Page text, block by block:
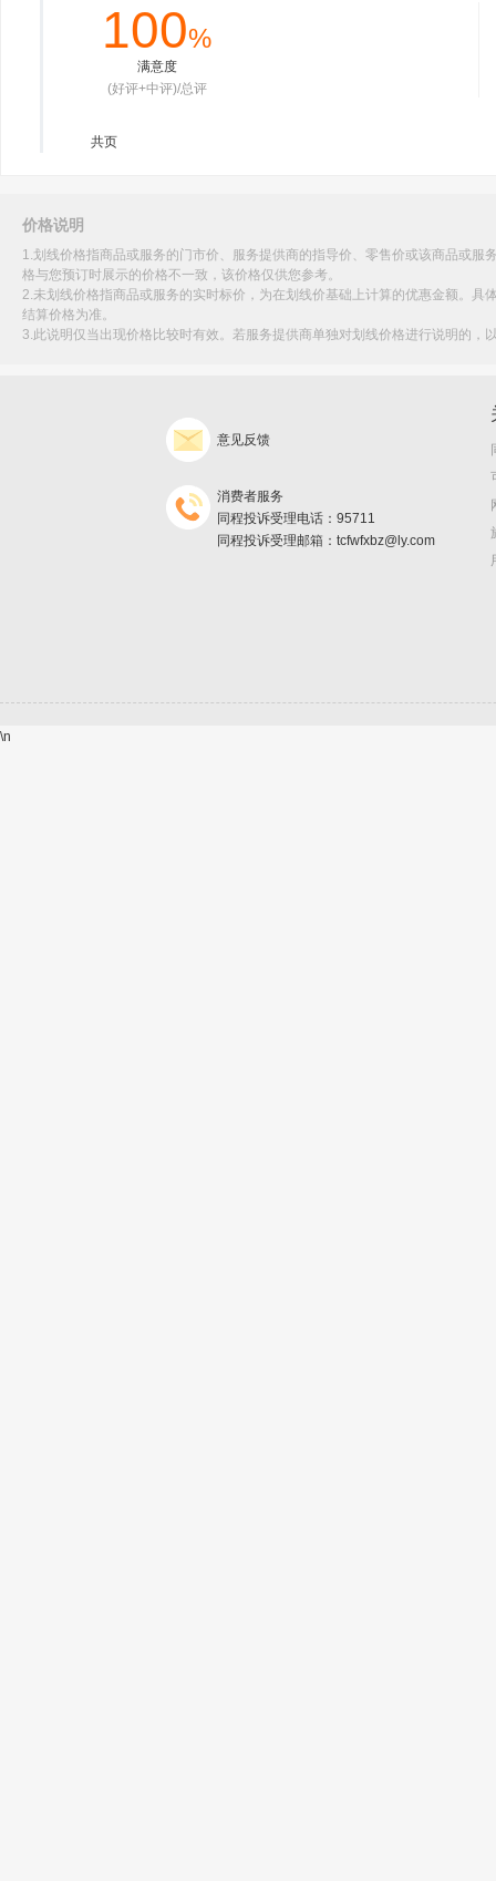
100%
满意度
(好评+中评)/总评
共页
价格说明
1.划线价格指商品或服务的门市价、服务提供商的指导价、零售价或该商品或
格与您预订时展示的价格不一致，该价格仅供您参考。
2.未划线价格指商品或服务的实时标价，为在划线价基础上计算的优惠金额。
结算价格为准。
3.此说明仅当出现价格比较时有效。若服务提供商单独对划线价格进行说明的
意见反馈
消费者服务
同程投诉受理电话：95711
同程投诉受理邮箱：tcfwfxbz@ly.com
\n